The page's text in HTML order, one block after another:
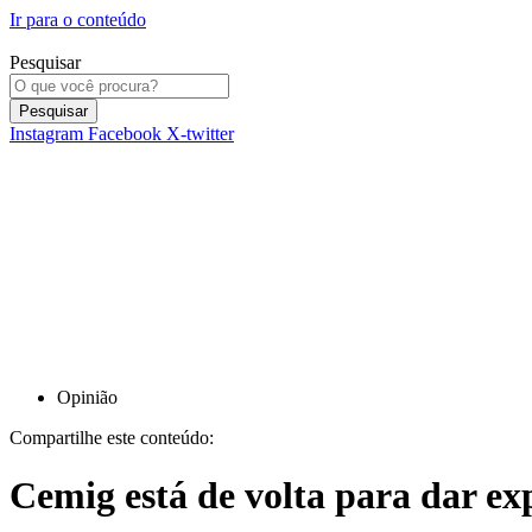
Ir para o conteúdo
Pesquisar
Pesquisar
Instagram Facebook X-twitter
Opinião
Compartilhe este conteúdo:
Cemig está de volta para dar